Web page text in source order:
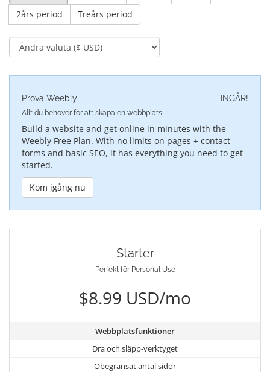
2års period
Treårs period
INGÅR!
Prova Weebly
Allt du behöver för att skapa en webbplats
Build a website and get online in minutes with the
Weebly Free Plan. With no limits on pages + contact
forms and basic SEO, it has everything you need to get
started.
Kom igång nu
Starter
Perfekt för Personal Use
$8.99 USD/mo
Webbplatsfunktioner
Dra och släpp-verktyget
Obegränsat antal sidor